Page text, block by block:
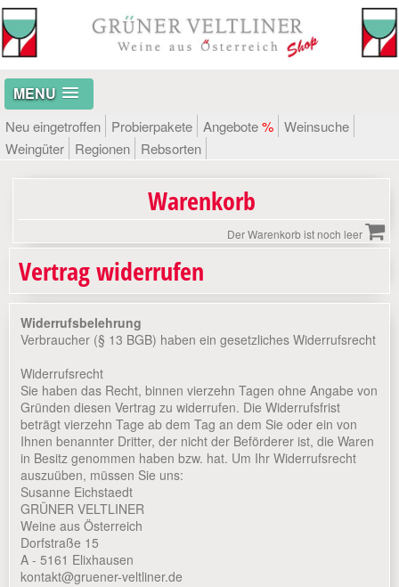
MENU
Neu eingetroffen Probierpakete Angebote% Weinsuche
Weingüter
Regionen Rebsorten
Warenkorb
Der Warenkorb ist noch leer
Vertrag widerrufen
Widerrufsbelehrung
Verbraucher (§ 13 BGB) haben ein gesetzliches Widerrufsrecht
Widerrufsrecht
Sie haben das Recht, binnen vierzehn Tagen ohne Angabe von
Gründen diesen Vertrag zu widerrufen. Die Widerrufsfrist
beträgt vierzehn Tage ab dem Tag an dem Sie oder ein von
Ihnen benannter Dritter, der nicht der Beförderer ist, die Waren
in Besitz genommen haben bzw. hat. Um Ihr Widerrufsrecht
auszuüben, müssen Sie uns:
Susanne Eichstaedt
GRÜNER VELTLINER
Weine aus Österreich
Dorfstraße 15
A - 5161 Elixhausen
kontakt@gruener-veltliner.de